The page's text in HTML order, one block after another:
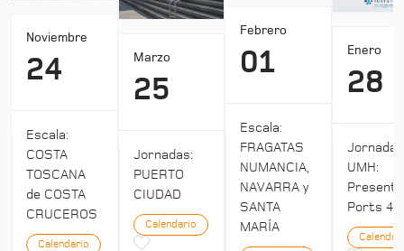
Noviembre
24
Escala:
COSTA
TOSCANA
de COSTA
CRUCEROS
Calendario
Marzo
25
Jornadas:
PUERTO
CIUDAD
Calendario
Febrero
01
Escala:
FRAGATAS
NUMANCIA,
NAVARRA y
SANTA
MARÍA
Enero
28
Jornadas
UMH:
Ports 4:0